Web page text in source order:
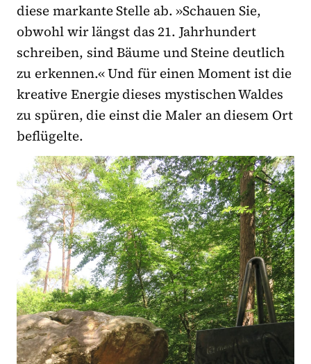
diese markante Stelle ab. »Schauen Sie,
obwohl wir längst das 21. Jahrhundert
schreiben, sind Bäume und Steine deutlich
zu erkennen.« Und für einen Moment ist die
kreative Energie dieses mystischen Waldes
zu spüren, die einst die Maler an diesem Ort
beflügelte.